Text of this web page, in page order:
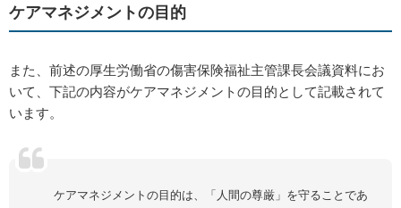
ケアマネジメントの目的
また、前述の厚生労働省の傷害保険福祉主管課長会議資料にお
いて、下記の内容がケアマネジメントの目的として記載されて
います。
ケアマネジメントの目的は、「人間の尊厳」を守ることであ